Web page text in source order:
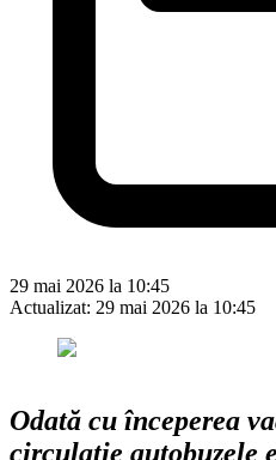
29 mai 2026 la 10:45
Actualizat: 29 mai 2026 la 10:45
Odată cu începerea
circulație autobuzele